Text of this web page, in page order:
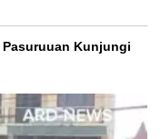
Kunjungi